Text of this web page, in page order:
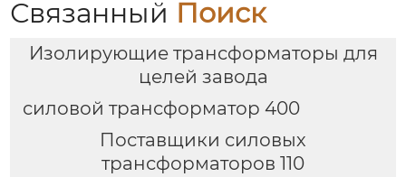
Связанный Поиск
Изолирующие трансформаторы для
целей завода
силовой трансформатор 400
Поставщики силовых
трансформаторов 110